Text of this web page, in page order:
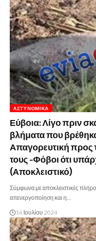
ΑΣΤΥΝΟΜΙΚΆ
Εύβοια: Λίγο πριν
βλήματα που
Απαγορευτική προς
τους -Φόβοι ότι
(Αποκλειστικό)
Σύμφωνα με αποκλειστικές
απενεργοποίηση και η…
14 Ιουλίου 2024